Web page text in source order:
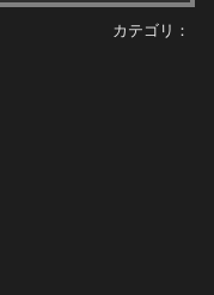
カテゴリ：